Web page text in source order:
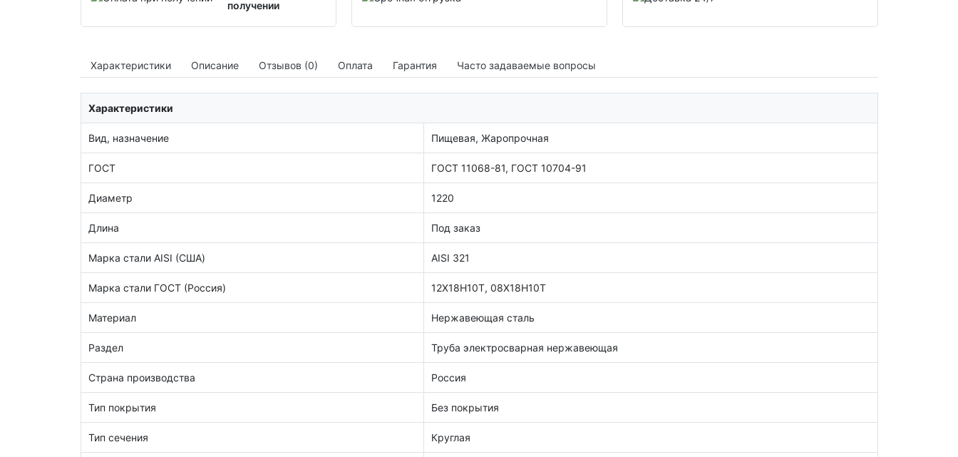
получении
Характеристики Описание Отзывов (0) Оплата Гарантия Часто задаваемые вопросы
Характеристики
Вид, назначение Пищевая, Жаропрочная
ГОСТ ГОСТ 11068-81, ГОСТ 10704-91
Диаметр 1220
Длина Под заказ
Марка стали AISI (США) AISI 321
Марка стали ГОСТ (Россия) 12Х18Н10Т, 08Х18Н10Т
Материал Нержавеющая сталь
Раздел Труба электросварная нержавеющая
Страна производства Россия
Тип покрытия Без покрытия
Тип сечения Круглая